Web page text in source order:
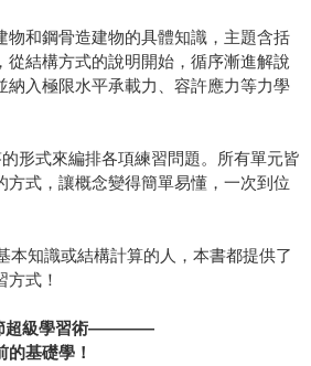
物和鋼骨造建物的具體知識，主題含括
從結構方式的說明開始，循序漸進解說
納入極限水平承載力、容許應力等力學
形式來編排各項練習問題。所有單元皆
方式，讓概念變得簡單易懂，一次到位
本知識或結構計算的人，本書都提供了
式！
超級學習術――――
的基礎學！